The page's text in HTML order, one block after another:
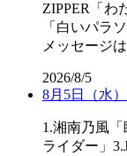
ZIPPER「わ
「白いパラ
メッセージ
2026/8/5
8月5日（水
1.湘南乃風
ライダー」